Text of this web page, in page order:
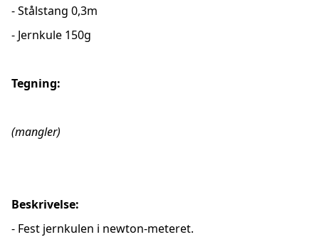
- Stålstang 0,3m
- Jernkule 150g
Tegning:
(mangler)
Beskrivelse:
- Fest jernkulen i newton-meteret.